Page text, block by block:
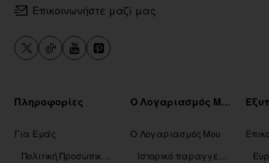
Επικοινωνήστε μαζί μας
Πληροφορίες
Για Εμάς
Πολιτική Προσωπικών Δεδομένων
Ο Λογαριασμός Μου
Ο Λογαριασμός Μου
Ιστορικό παραγγελιών